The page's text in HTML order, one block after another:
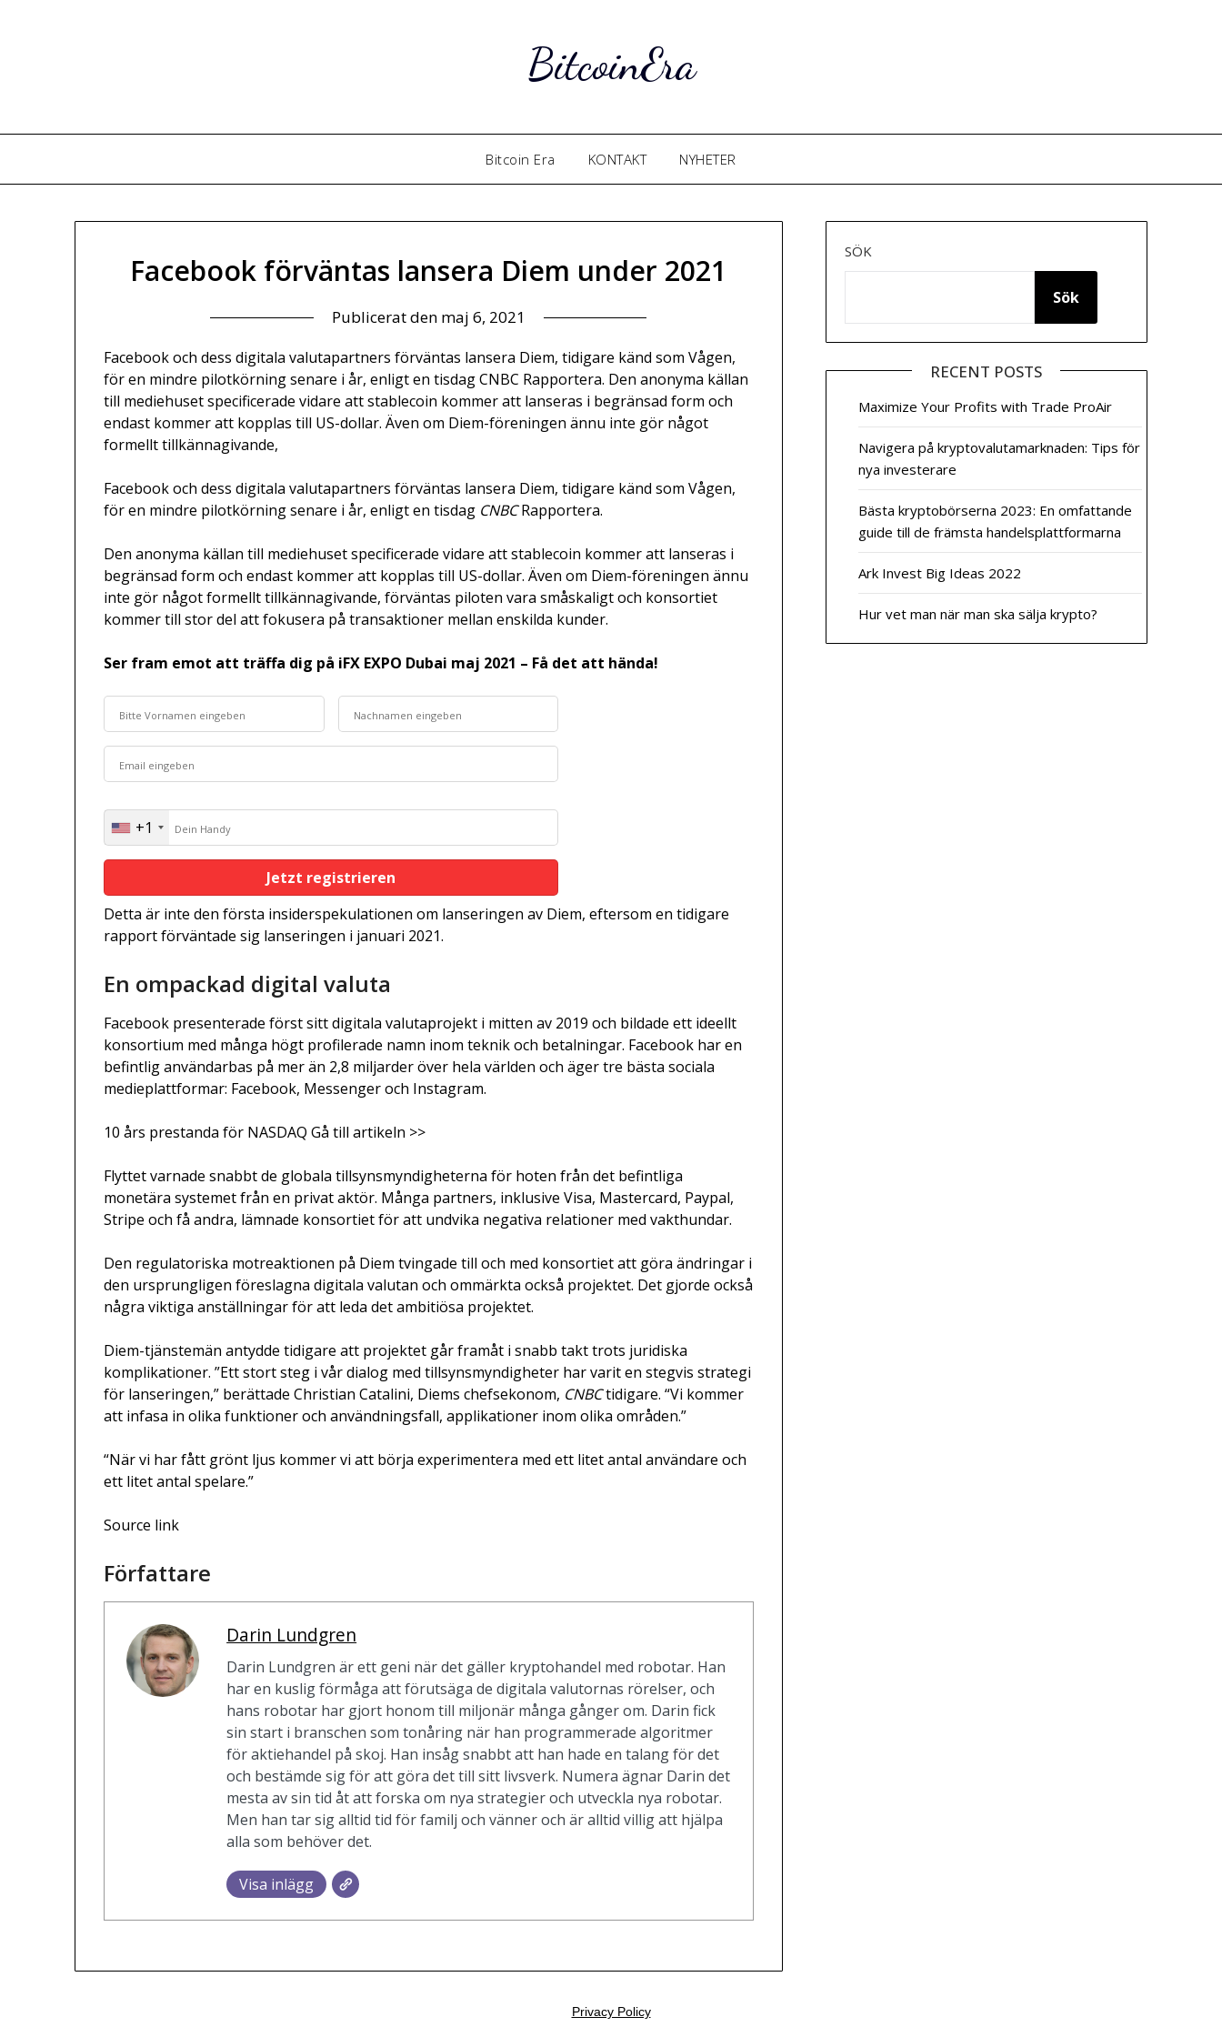
BitcoinEra
Bitcoin Era KONTAKT NYHETER
Facebook förväntas lansera Diem under 2021
Publicerat den maj 6, 2021
Facebook och dess digitala valutapartners förväntas lansera Diem, tidigare känd som Vågen,
för en mindre pilotkörning senare i år, enligt en tisdag CNBC Rapportera. Den anonyma källan
till mediehuset specificerade vidare att stablecoin kommer att lanseras i begränsad form och
endast kommer att kopplas till US-dollar. Även om Diem-föreningen ännu inte gör något
formellt tillkännagivande,
Facebook och dess digitala valutapartners förväntas lansera Diem, tidigare känd som Vågen,
för en mindre pilotkörning senare i år, enligt en tisdag CNBCRapportera.
Den anonyma källan till mediehuset specificerade vidare att stablecoin kommer att lanseras i
begränsad form och endast kommer att kopplas till US-dollar. Även om Diem-föreningen ännu
inte gör något formellt tillkännagivande, förväntas piloten vara småskaligt och konsortiet
kommer till stor del att fokusera på transaktioner mellan enskilda kunder.
Ser fram emot att träffa dig på iFX EXPO Dubai maj 2021 – Få det att hända!
United
States
+1
Detta är inte den första insiderspekulationen om lanseringen av Diem, eftersom en tidigare
rapport förväntade sig lanseringen i januari 2021.
En ompackad digital valuta
Facebook presenterade först sitt digitala valutaprojekt i mitten av 2019 och bildade ett ideellt
konsortium med många högt profilerade namn inom teknik och betalningar. Facebook har en
befintlig användarbas på mer än 2,8 miljarder över hela världen och äger tre bästa sociala
medieplattformar: Facebook, Messenger och Instagram.
10 års prestanda för NASDAQ Gå till artikeln >>
Flyttet varnade snabbt de globala tillsynsmyndigheterna för hoten från det befintliga
monetära systemet från en privat aktör. Många partners, inklusive Visa, Mastercard, Paypal,
Stripe och få andra, lämnade konsortiet för att undvika negativa relationer med vakthundar.
Den regulatoriska motreaktionen på Diem tvingade till och med konsortiet att göra ändringar i
den ursprungligen föreslagna digitala valutan och ommärkta också projektet. Det gjorde också
några viktiga anställningar för att leda det ambitiösa projektet.
Diem-tjänstemän antydde tidigare att projektet går framåt i snabb takt trots juridiska
komplikationer. ”Ett stort steg i vår dialog med tillsynsmyndigheter har varit en stegvis strategi
för lanseringen,” berättade Christian Catalini, Diems chefsekonom, CNBCtidigare. “Vi kommer
att infasa in olika funktioner och användningsfall, applikationer inom olika områden.”
“När vi har fått grönt ljus kommer vi att börja experimentera med ett litet antal användare och
ett litet antal spelare.”
Source link
Författare
Darin Lundgren
Darin Lundgren är ett geni när det gäller kryptohandel med robotar. Han
har en kuslig förmåga att förutsäga de digitala valutornas rörelser, och
hans robotar har gjort honom till miljonär många gånger om. Darin fick
sin start i branschen som tonåring när han programmerade algoritmer
för aktiehandel på skoj. Han insåg snabbt att han hade en talang för det
och bestämde sig för att göra det till sitt livsverk. Numera ägnar Darin det
mesta av sin tid åt att forska om nya strategier och utveckla nya robotar.
Men han tar sig alltid tid för familj och vänner och är alltid villig att hjälpa
alla som behöver det.
Visa inlägg
SÖK
Sök
RECENT POSTS
Maximize Your Profits with Trade ProAir
Navigera på kryptovalutamarknaden: Tips för
nya investerare
Bästa kryptobörserna 2023: En omfattande
guide till de främsta handelsplattformarna
Ark Invest Big Ideas 2022
Hur vet man när man ska sälja krypto?
Privacy Policy